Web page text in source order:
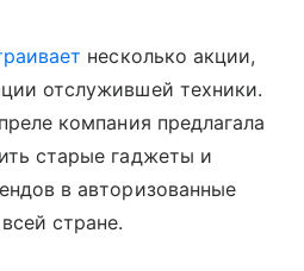
несколько акции,
отслужившей техники.
компания предлагала
старые гаджеты и
в авторизованные
стране.